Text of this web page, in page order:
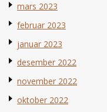
mars 2023
februar 2023
januar 2023
desember 2022
november 2022
oktober 2022